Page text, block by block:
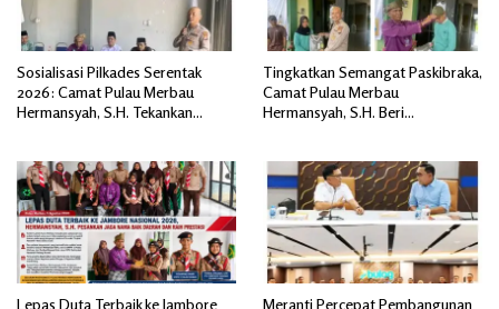
Sosialisasi Pilkades Serentak
2026: Camat Pulau Merbau
Hermansyah, S.H. Tekankan
Tanpa PSU
Tingkatkan Semangat Paskibraka,
Camat Pulau Merbau
Hermansyah, S.H. Beri
Lepas Duta Terbaik ke Jambore
Meranti Percepat Pembangunan